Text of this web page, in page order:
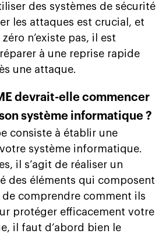
des systèmes de sécurité
les attaques est crucial, et
n’existe pas, il est
à une reprise rapide
une attaque.
devrait-elle commencer
système informatique ?
consiste à établir une
système informatique.
il s’agit de réaliser un
des éléments qui composent
comprendre comment ils
protéger efficacement votre
il faut d’abord bien le